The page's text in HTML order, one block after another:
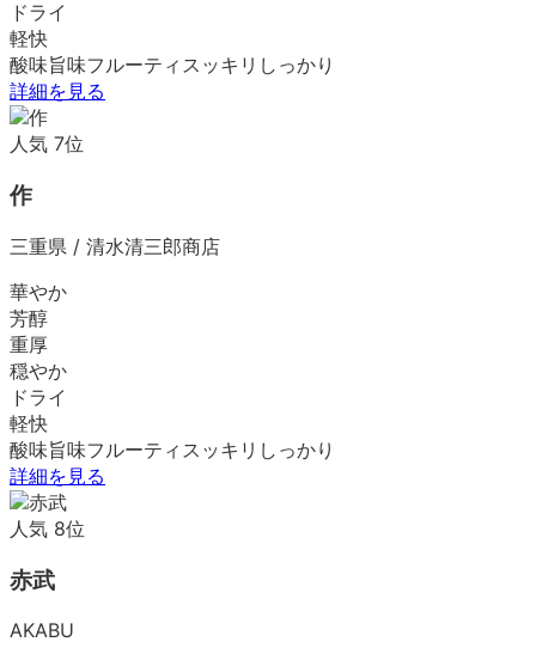
ドライ
軽快
酸味旨味フルーティ スッキリ しっかり
詳細を見る
人気 7位
作
三重県 / 清水清三郎商店
華やか
芳醇
重厚
穏やか
ドライ
軽快
酸味旨味フルーティ スッキリ しっかり
詳細を見る
人気 8位
赤武
AKABU